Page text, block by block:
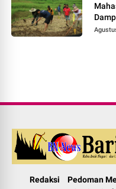
Redaksi Pedoman